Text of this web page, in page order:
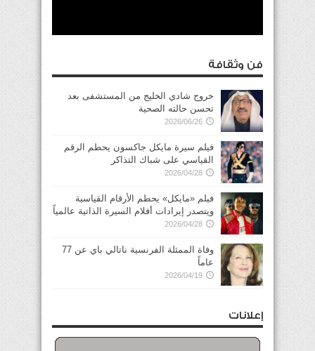
فن وثقافة
خروج شادي الخليج من المستشفى بعد
تحسن حالته الصحية
2026/06/26
فيلم سيرة مايكل جاكسون يحطم الرقم
القياسي على شباك التذاكر
2026/04/28
فيلم «مايكل» يحطم الأرقام القياسية
ويتصدر إيرادات أفلام السيرة الذاتية عالمياً
2026/04/28
وفاة الممثلة الفرنسية ناتالي باي عن 77
عاماً
2026/04/19
إعلانات